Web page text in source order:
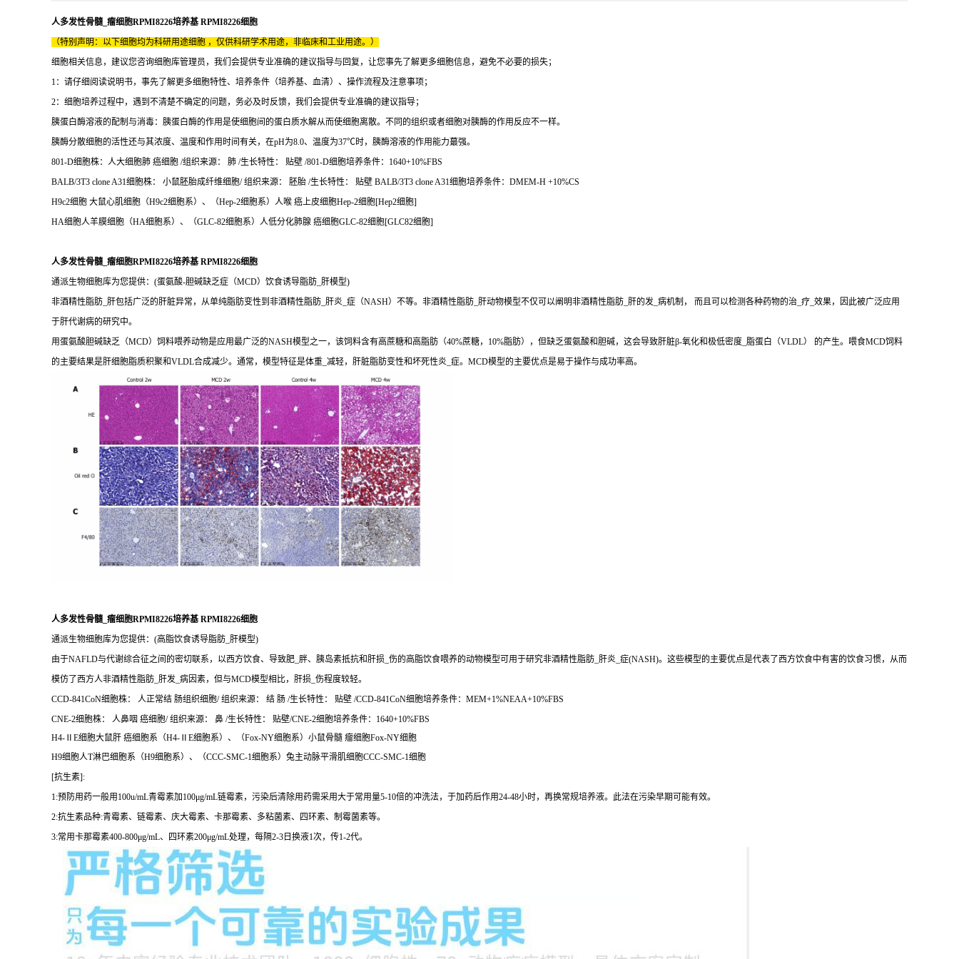
人多发性骨髓_瘤细胞RPMI8226培养基 RPMI8226细胞
（特别声明：以下细胞均为科研用途细胞 ，仅供科研学术用途，非临床和工业用途。）
细胞相关信息，建议您咨询细胞库管理员，我们会提供专业准确的建议指导与回复，让您事先了解更多细胞信息，避免不必要的损失；
1：请仔细阅读说明书，事先了解更多细胞特性、培养条件（培养基、血清）、操作流程及注意事项；
2：细胞培养过程中，遇到不清楚不确定的问题，务必及时反馈，我们会提供专业准确的建议指导；
胰蛋白酶溶液的配制与消毒：胰蛋白酶的作用是使细胞间的蛋白质水解从而使细胞离散。不同的组织或者细胞对胰酶的作用反应不一样。
胰酶分散细胞的活性还与其浓度、温度和作用时间有关，在pH为8.0、温度为37℃时，胰酶溶液的作用能力蕞强。
801-D细胞株：人大细胞肺 癌细胞 /组织来源： 肺 /生长特性： 贴壁 /801-D细胞培养条件：1640+10%FBS
BALB/3T3 clone A31细胞株： 小鼠胚胎成纤维细胞/ 组织来源： 胚胎 /生长特性： 贴壁 BALB/3T3 clone A31细胞培养条件：DMEM-H +10%CS
H9c2细胞 大鼠心肌细胞（H9c2细胞系）、（Hep-2细胞系）人喉 癌上皮细胞Hep-2细胞[Hep2细胞]
HA细胞人羊膜细胞（HA细胞系）、（GLC-82细胞系）人低分化肺腺 癌细胞GLC-82细胞[GLC82细胞]
人多发性骨髓_瘤细胞RPMI8226培养基 RPMI8226细胞
通派生物细胞库为您提供：(蛋氨酸-胆碱缺乏症（MCD）饮食诱导脂肪_肝模型)
非酒精性脂肪_肝包括广泛的肝脏异常，从单纯脂肪变性到非酒精性脂肪_肝炎_症（NASH）不等。非酒精性脂肪_肝动物模型不仅可以阐明非酒精性脂肪_肝的发_病机制， 而且可以检测各种药物的治_疗_效果，因此被广泛应用
于肝代谢病的研究中。
用蛋氨酸胆碱缺乏（MCD）饲料喂养动物是应用最广泛的NASH模型之一，该饲料含有高蔗糖和高脂肪（40%蔗糖，10%脂肪），但缺乏蛋氨酸和胆碱，这会导致肝脏β-氧化和极低密度_脂蛋白（VLDL） 的产生。喂食MCD饲料
的主要结果是肝细胞脂质积聚和VLDL合成减少。通常，模型特征是体重_减轻，肝脏脂肪变性和坏死性炎_症。MCD模型的主要优点是易于操作与成功率高。
人多发性骨髓_瘤细胞RPMI8226培养基 RPMI8226细胞
通派生物细胞库为您提供：(高脂饮食诱导脂肪_肝模型)
由于NAFLD与代谢综合征之间的密切联系，以西方饮食、导致肥_胖、胰岛素抵抗和肝损_伤的高脂饮食喂养的动物模型可用于研究非酒精性脂肪_肝炎_症(NASH)。这些模型的主要优点是代表了西方饮食中有害的饮食习惯，从而
模仿了西方人非酒精性脂肪_肝发_病因素，但与MCD模型相比，肝损_伤程度较轻。
CCD-841CoN细胞株： 人正常结 肠组织细胞/ 组织来源： 结 肠 /生长特性： 贴壁 /CCD-841CoN细胞培养条件：MEM+1%NEAA+10%FBS
CNE-2细胞株： 人鼻咽 癌细胞/ 组织来源： 鼻 /生长特性： 贴壁/CNE-2细胞培养条件：1640+10%FBS
H4-ⅡE细胞大鼠肝 癌细胞系（H4-ⅡE细胞系）、（Fox-NY细胞系）小鼠骨髓 瘤细胞Fox-NY细胞
H9细胞人T淋巴细胞系（H9细胞系）、（CCC-SMC-1细胞系）兔主动脉平滑肌细胞CCC-SMC-1细胞
[抗生素]:
1:预防用药一般用100u/mL青霉素加100μg/mL链霉素，污染后清除用药需采用大于常用量5-10倍的冲洗法，于加药后作用24-48小时，再换常规培养液。此法在污染早期可能有效。
2:抗生素品种:青霉素、链霉素、庆大霉素、卡那霉素、多粘菌素、四环素、制霉菌素等。
3:常用卡那霉素400-800μg/mL、四环素200μg/mL处理，每隔2-3日换液1次，传1-2代。